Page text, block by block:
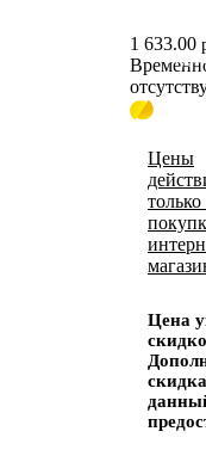
1 633.00
Цены
Цена